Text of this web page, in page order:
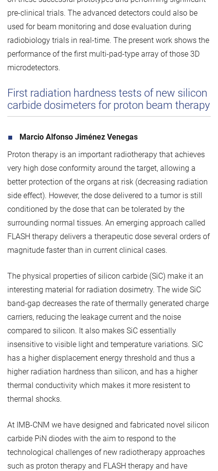
pre-clinical trials. The advanced detectors could also be
used for beam monitoring and dose evaluation during
radiobiology trials in real-time. The present work shows the
performance of the first multi-pad-type array of those 3D
microdetectors.
First radiation hardness tests of new silicon
carbide dosimeters for proton beam therapy
Marcio Alfonso Jiménez Venegas
Proton therapy is an important radiotherapy that achieves
very high dose conformity around the target, allowing a
better protection of the organs at risk (decreasing radiation
side effect). However, the dose delivered to a tumor is still
conditioned by the dose that can be tolerated by the
surrounding normal tissues. An emerging approach called
FLASH therapy delivers a therapeutic dose several orders of
magnitude faster than in current clinical cases.
The physical properties of silicon carbide (SiC) make it an
interesting material for radiation dosimetry. The wide SiC
band-gap decreases the rate of thermally generated charge
carriers, reducing the leakage current and the noise
compared to silicon. It also makes SiC essentially
insensitive to visible light and temperature variations. SiC
has a higher displacement energy threshold and thus a
higher radiation hardness than silicon, and has a higher
thermal conductivity which makes it more resistent to
thermal shocks.
At IMB-CNM we have designed and fabricated novel silicon
carbide PiN diodes with the aim to respond to the
technological challenges of new radiotherapy approaches
such as proton therapy and FLASH therapy and have